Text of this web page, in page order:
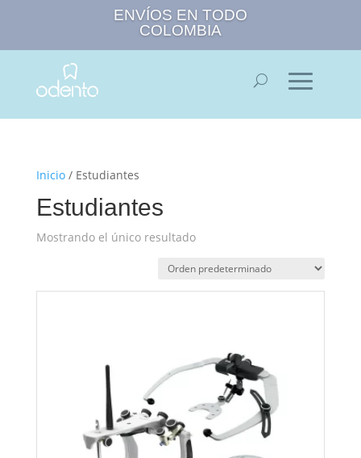
ENVÍOS EN TODO
COLOMBIA
Inicio/ Estudiantes
Estudiantes
Mostrando el único resultado